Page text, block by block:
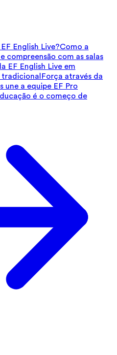
English Live?Como a
compreensão com as salas
EF English Live em
Força através da
une a equipe EF Pro
é o começo de